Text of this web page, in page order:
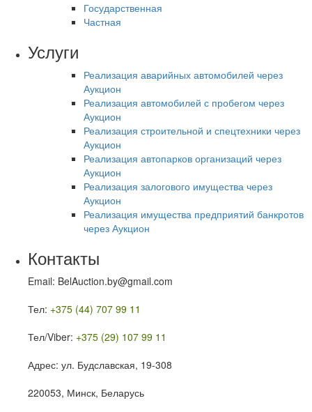
Государственная
Частная
Услуги
Реализация аварийных автомобилей через
Аукцион
Реализация автомобилей с пробегом через
Аукцион
Реализация строительной и спецтехники через
Аукцион
Реализация автопарков организаций через
Аукцион
Реализация залогового имущества через
Аукцион
Реализация имущества предприятий банкротов
через Аукцион
Контакты
Email: BelAuction.by@gmail.com
Тел: +375 (44) 707 99 11
Тел/Viber: +375 (29) 107 99 11
Адрес: ул. Будславская, 19-308
220053, Минск, Беларусь